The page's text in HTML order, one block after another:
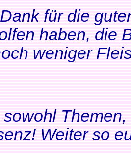
für die
haben, die
weniger
Weiter so